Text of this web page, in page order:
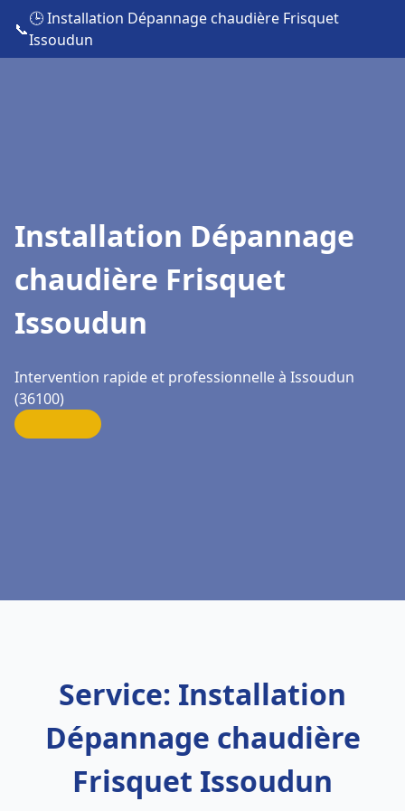
📞
🕒 Installation Dépannage chaudière Frisquet
Issoudun
Installation Dépannage
chaudière Frisquet
Issoudun
Intervention rapide et professionnelle à Issoudun
(36100)
Service: Installation
Dépannage chaudière
Frisquet Issoudun